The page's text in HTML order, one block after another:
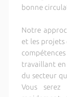
bonne
Notre
et les projets
travaillant
du secteur
Vous